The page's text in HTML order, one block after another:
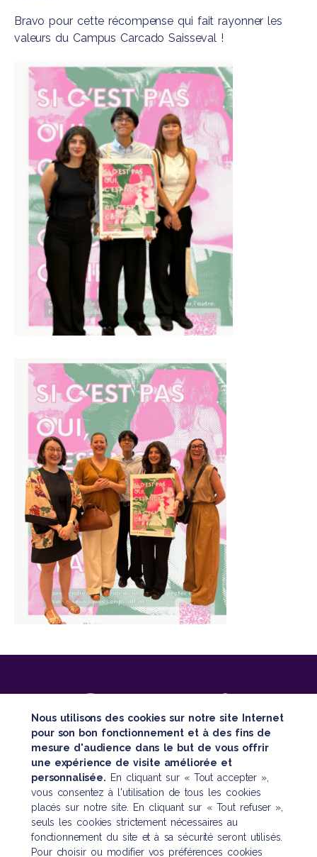
Bravo pour cette récompense qui fait rayonner les
valeurs du CampusCarcado Saisseval !
SUIVEZ TOUTE NOTRE ACTUALITÉ
Nous utilisons des cookies sur notre site Internet
pour son bon fonctionnement et à des fins de
mesure d'audience dans le but de vous offrir
une expérience de visite améliorée et
personnalisée. En cliquant sur « Tout accepter »,
vous consentez à l'utilisation de tous les cookies
placés sur notre site. En cliquant sur « Tout refuser »,
seuls les cookies strictement nécessaires au
fonctionnement du site et à sa sécurité seront utilisés.
Pour choisir ou modifier vos préférences cookies